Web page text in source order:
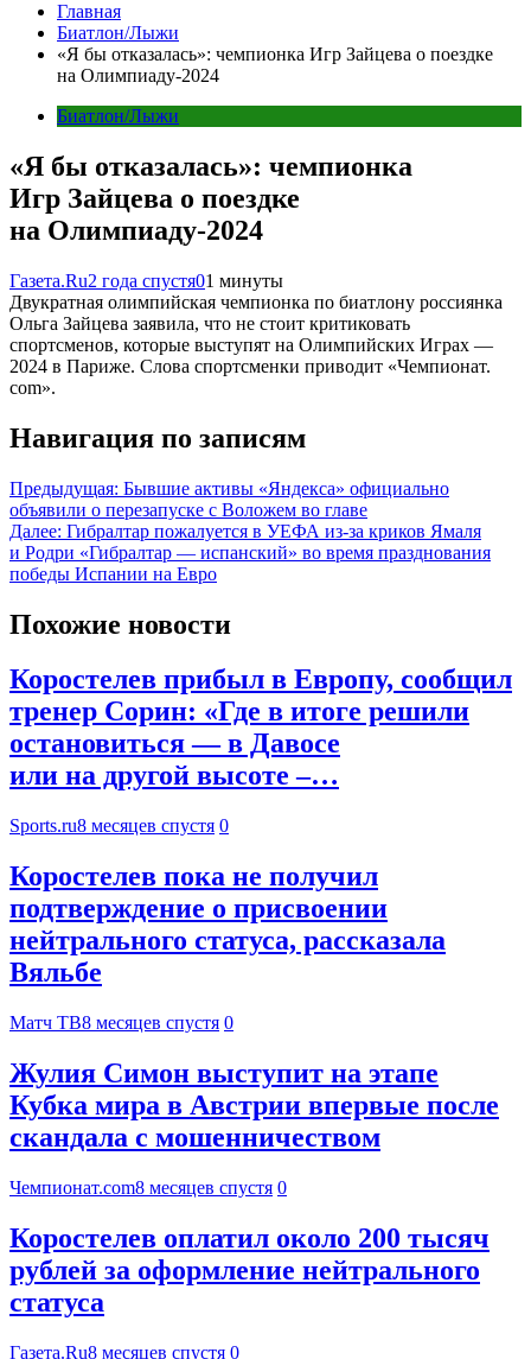
Главная
Биатлон/Лыжи
«Я бы отказалась»: чемпионка Игр Зайцева о поездке
на Олимпиаду-2024
Биатлон/Лыжи
«Я бы отказалась»: чемпионка
Игр Зайцева о поездке
на Олимпиаду-2024
Газета.Ru2 года спустя01 минуты
Двукратная олимпийская чемпионка по биатлону россиянка
Ольга Зайцева заявила, что не стоит критиковать
спортсменов, которые выступят на Олимпийских Играх —
2024 в Париже. Слова спортсменки приводит «Чемпионат.
com».
Навигация по записям
Предыдущая: Бывшие активы «Яндекса» официально
объявили о перезапуске с Воложем во главе
Далее: Гибралтар пожалуется в УЕФА из-за криков Ямаля
и Родри «Гибралтар — испанский» во время празднования
победы Испании на Евро
Похожие новости
Коростелев прибыл в Европу, сообщил
тренер Сорин: «Где в итоге решили
остановиться — в Давосе
или на другой высоте –…
Sports.ru8 месяцев спустя 0
Коростелев пока не получил
подтверждение о присвоении
нейтрального статуса, рассказала
Вяльбе
Матч ТВ8 месяцев спустя 0
Жулия Симон выступит на этапе
Кубка мира в Австрии впервые после
скандала с мошенничеством
Чемпионат.com8 месяцев спустя 0
Коростелев оплатил около 200 тысяч
рублей за оформление нейтрального
статуса
Газета.Ru8 месяцев спустя 0